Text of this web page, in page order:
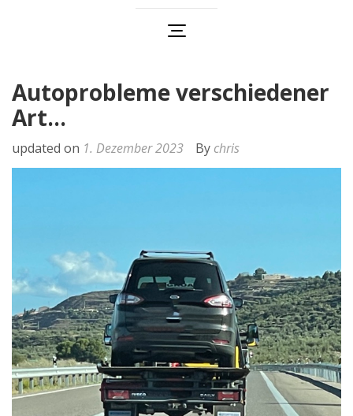
Autoprobleme verschiedener
Art…
updated on 1. Dezember 2023 By chris